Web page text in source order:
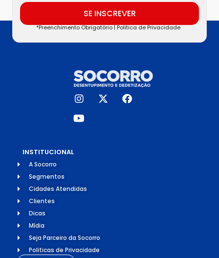
SE INSCREVER
*Preenchimento Obrigatório |Politica de Privacidade
INSTITUCIONAL
A Socorro
Segmentos
Cidades Atendidas
Clientes
Dicas
Mídia
Seja Parceiro da Socorro
Politicas de Privacidade